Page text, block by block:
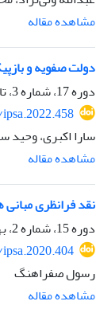
مشاهده مقاله
دولت صفویه و
دوره 17، شماره 3، تابستان 1401، صفحه
سارا اکبری، وحید
مشاهده مقاله
نقد فرانظری مبانی
دوره 15، شماره 2، بهار 1399، صفحه
رسول صفراهنگ
مشاهده مقاله